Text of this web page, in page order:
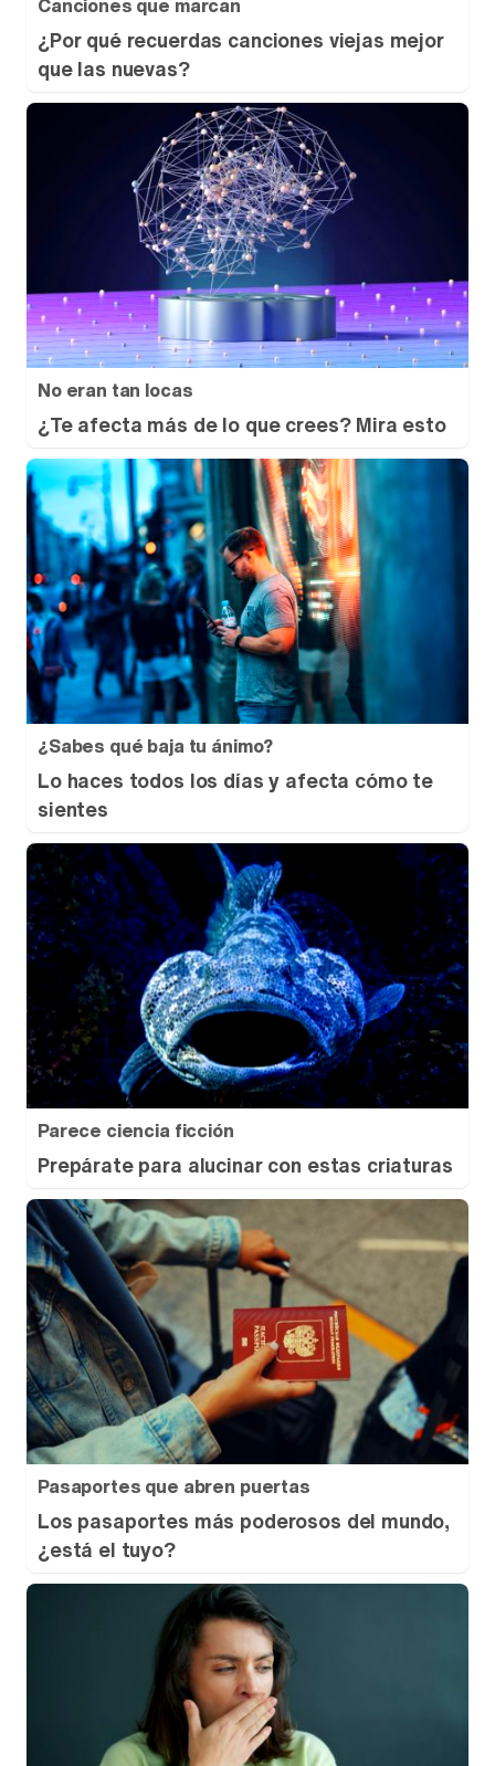
Canciones que marcan
¿Por qué recuerdas canciones viejas mejor
que las nuevas?
No eran tan locas
¿Te afecta más de lo que crees? Mira esto
¿Sabes qué baja tu ánimo?
Lo haces todos los días y afecta cómo te
sientes
Parece ciencia ficción
Prepárate para alucinar con estas criaturas
Pasaportes que abren puertas
Los pasaportes más poderosos del mundo,
¿está el tuyo?